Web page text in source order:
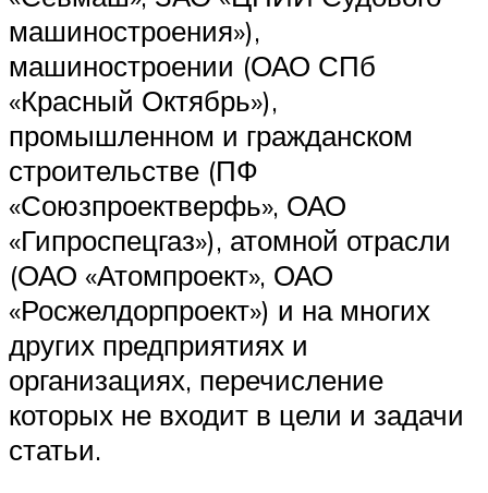
машиностроения»),
машиностроении (ОАО СПб
«Красный Октябрь»),
промышленном и гражданском
строительстве (ПФ
«Союзпроектверфь», ОАО
«Гипроспецгаз»), атомной отрасли
(ОАО «Атомпроект», ОАО
«Росжелдорпроект») и на многих
других предприятиях и
организациях, перечисление
которых не входит в цели и задачи
статьи.